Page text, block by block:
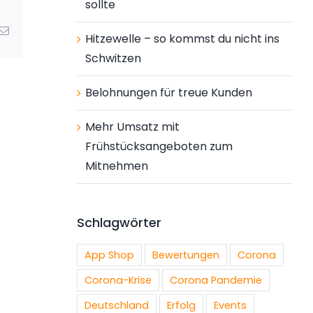
E-
sollte
Hitzewelle – so kommst du nicht ins
Schwitzen
Belohnungen für treue Kunden
Mehr Umsatz mit
Frühstücksangeboten zum
Mitnehmen
Schlagwörter
App Shop Bewertungen
Corona
Corona-Krise
Corona Pandemie
Deutschland
Erfolg
Events